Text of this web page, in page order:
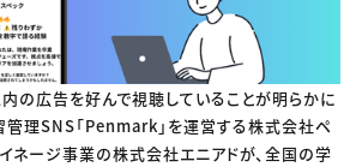
の広告を好んで視聴していることが明らかに
管理SNS「Penmark」を運営する株式会社ペ
ネージ事業の株式会社エニアドが、全国の学